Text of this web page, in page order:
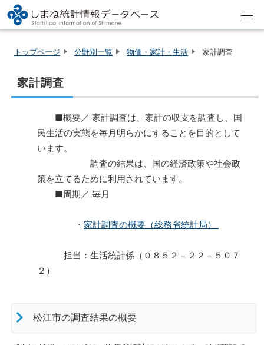
トップページ 分野別一覧 物価・家計・生活 家計調査
家計調査
■概要／ 家計調査は、家計の収支を調査し、国
民生活の実態を毎月明らかにすることを目的として
います。
調査の結果は、国の経済政策や社会政
策を立てるために利用されています。
■周期／ 毎月
・ 家計調査の概要（総務省統計局）
担当：生活統計係（０８５２－２２－５０７
２）
松江市の調査結果の概要